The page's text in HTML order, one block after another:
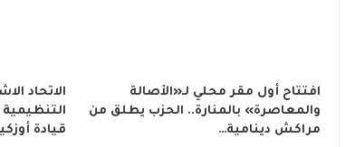
افتتاح أول مقر محلي لـ«الأصالة
والمعاصرة» بالمنارة.. الحزب يطلق من
مراكش دينامية…
الاتحاد
قيادة